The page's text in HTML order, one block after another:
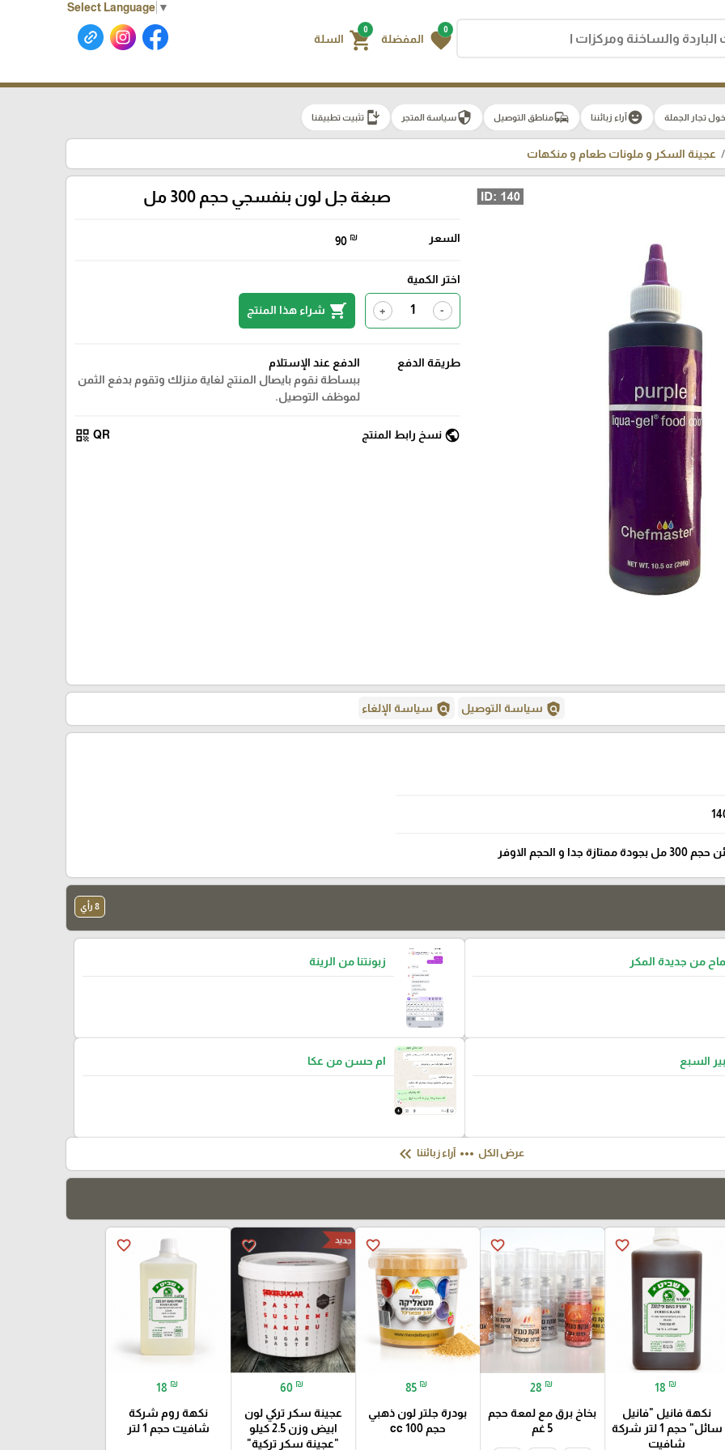
Select Language ▼
0
favorite المفضلة
0
shopping_cart السلة
تجار الجملة emoji_emotionsآراء زبائننا commuteمناطق التوصيل securityسياسة المتجر install_mobileتثبيت تطبيقنا
عجينة السكر و ملونات طعام و منكهات
صبغة جل لون بنفسجي حجم 300 مل
السعر 90 ₪
اختر الكمية
-
+
shopping_cart شراء هذا المنتج
طريقة الدفع
الدفع عند الإستلام
ببساطة نقوم بايصال المنتج لغاية منزلك وتقوم بدفع الثمن
لموظف التوصيل.
public نسخ رابط المنتج QR
qr_code
policy سياسة التوصيل policy سياسة الإلغاء
و الحجم الاوفر
8 رأي
من جديدة المكر زبونتنا من الرينة
السبع ام حسن من عكا
عرض الكل more_horiz آراء زبائننا keyboard_double_arrow_left
favorite_border
18 ₪
نكهة فانيل "فانيل
سائل" حجم 1 لتر شركة
شافيت
favorite_border
28 ₪
بخاخ برق مع لمعة حجم
5 غم
favorite_border
85 ₪
بودرة جلتر لون ذهبي
حجم 100 cc
favorite_border جديد
60 ₪
عجينة سكر تركي لون
ابيض وزن 2.5 كيلو
"عجينة سكر تركية"
favorite_border
18 ₪
نكهة روم شركة
شافيت حجم 1 لتر